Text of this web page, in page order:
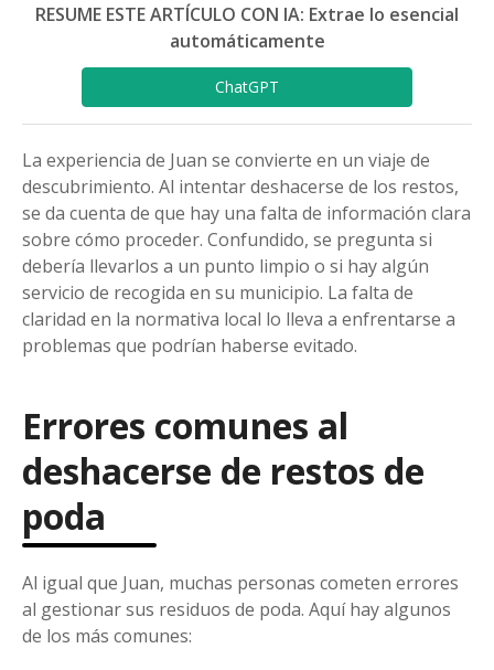
RESUME ESTE ARTÍCULO CON IA: Extrae lo esencial
automáticamente
ChatGPT
La experiencia de Juan se convierte en un viaje de
descubrimiento. Al intentar deshacerse de los restos,
se da cuenta de que hay una falta de información clara
sobre cómo proceder. Confundido, se pregunta si
debería llevarlos a un punto limpio o si hay algún
servicio de recogida en su municipio. La falta de
claridad en la normativa local lo lleva a enfrentarse a
problemas que podrían haberse evitado.
Errores comunes al
deshacerse de restos de
poda
Al igual que Juan, muchas personas cometen errores
al gestionar sus residuos de poda. Aquí hay algunos
de los más comunes: